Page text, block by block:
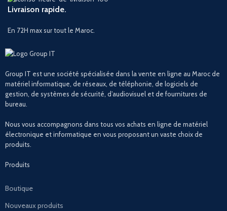
Livraison rapide.
En 72H max sur tout le Maroc.
Group IT est une société spécialisée dans la vente en ligne au Maroc de
matériel informatique, de réseaux, de téléphonie, de logiciels de
gestion, de systèmes de sécurité, d’audiovisuel et de fournitures de
bureau.
Nous vous accompagnons dans tous vos achats en ligne de matériel
électronique et informatique en vous proposant un vaste choix de
produits.
Produits
Boutique
Nouveaux produits